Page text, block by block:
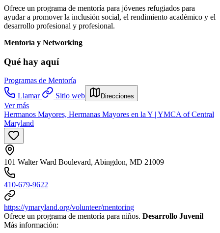
Ofrece un programa de mentoría para jóvenes refugiados para
ayudar a promover la inclusión social, el rendimiento académico y el
desarrollo profesional y profesional.
Mentoría y Networking
Qué hay aquí
Programas de Mentoría
Llamar
Sitio web Direcciones
Ver más
Hermanos Mayores, Hermanas Mayores en la Y | YMCA of Central
Maryland
101 Walter Ward Boulevard, Abingdon, MD 21009
410-679-9622
https://ymaryland.org/volunteer/mentoring
Ofrece un programa de mentoría para niños. Desarrollo Juvenil
Más información: